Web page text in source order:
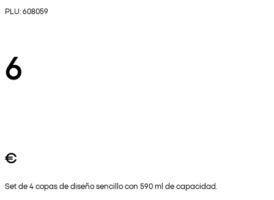
PLU: 608059
6
€
Set de 4 copas de diseño sencillo con 590 ml de capacidad.